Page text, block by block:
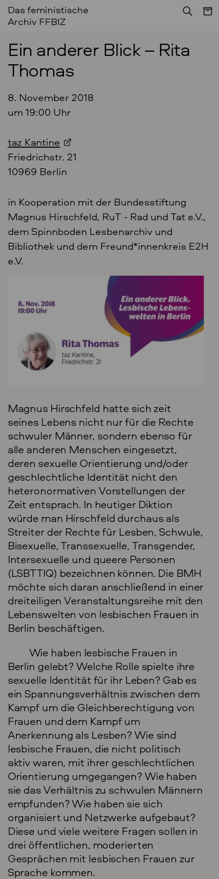
Das feministische
Archiv FFBIZ
Ein anderer Blick – Rita
Thomas
8. November 2018
um 19:00 Uhr
taz Kantine
Friedrichstr. 21
10969 Berlin
in Kooperation mit der Bundesstiftung
Magnus Hirschfeld, RuT - Rad und Tat e.V.,
dem Spinnboden Lesbenarchiv und
Bibliothek und dem Freund*innenkreis E2H
e.V.
Magnus Hirschfeld hatte sich zeit
seines Lebens nicht nur für die Rechte
schwuler Männer, sondern ebenso für
alle anderen Menschen eingesetzt,
deren sexuelle Orientierung und/oder
geschlechtliche Identität nicht den
heteronormativen Vorstellungen der
Zeit entsprach. In heutiger Diktion
würde man Hirschfeld durchaus als
Streiter der Rechte für Lesben, Schwule,
Bisexuelle, Transsexuelle, Transgender,
Intersexuelle und queere Personen
(LSBTTIQ) bezeichnen können. Die BMH
möchte sich daran anschließend in einer
dreiteiligen Veranstaltungsreihe mit den
Lebenswelten von lesbischen Frauen in
Berlin beschäftigen.
Wie haben lesbische Frauen in
Berlin gelebt? Welche Rolle spielte ihre
sexuelle Identität für ihr Leben? Gab es
ein Spannungsverhältnis zwischen dem
Kampf um die Gleichberechtigung von
Frauen und dem Kampf um
Anerkennung als Lesben? Wie sind
lesbische Frauen, die nicht politisch
aktiv waren, mit ihrer geschlechtlichen
Orientierung umgegangen? Wie haben
sie das Verhältnis zu schwulen Männern
empfunden? Wie haben sie sich
organisiert und Netzwerke aufgebaut?
Diese und viele weitere Fragen sollen in
drei öffentlichen, moderierten
Gesprächen mit lesbischen Frauen zur
Sprache kommen.